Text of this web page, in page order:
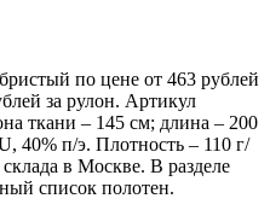
по цене от 463 рублей
за рулон. Артикул
ткани – 145 см; длина – 200
40% п/э. Плотность – 110 г/
в Москве. В разделе
список полотен.